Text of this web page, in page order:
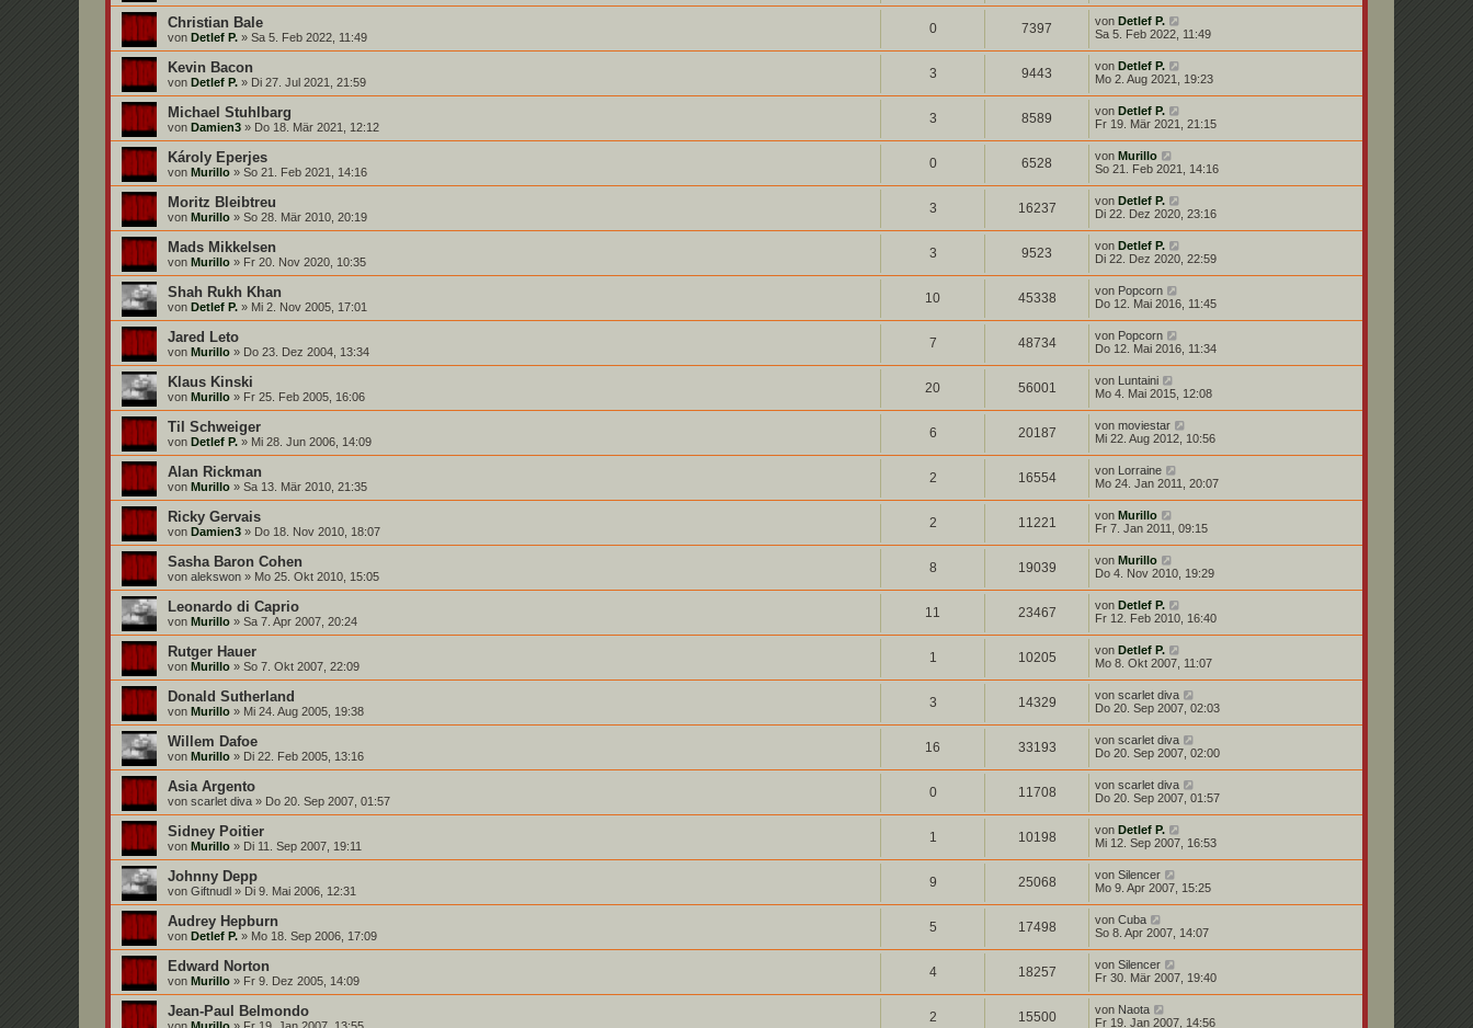
Christian Bale
von Detlef P. » Sa 5. Feb 2022, 11:49
0 7397 von Detlef P.
Sa 5. Feb 2022, 11:49
Kevin Bacon
von Detlef P. » Di 27. Jul 2021, 21:59
3 9443 von Detlef P.
Mo 2. Aug 2021, 19:23
Michael Stuhlbarg
von Damien3 » Do 18. Mär 2021, 12:12
3 8589 von Detlef P.
Fr 19. Mär 2021, 21:15
Károly Eperjes
von Murillo » So 21. Feb 2021, 14:16
0 6528 von Murillo
So 21. Feb 2021, 14:16
Moritz Bleibtreu
von Murillo » So 28. Mär 2010, 20:19
3 16237 von Detlef P.
Di 22. Dez 2020, 23:16
Mads Mikkelsen
von Murillo » Fr 20. Nov 2020, 10:35
3 9523 von Detlef P.
Di 22. Dez 2020, 22:59
Shah Rukh Khan
von Detlef P. » Mi 2. Nov 2005, 17:01
10 45338 von Popcorn
Do 12. Mai 2016, 11:45
Jared Leto
von Murillo » Do 23. Dez 2004, 13:34
7 48734 von Popcorn
Do 12. Mai 2016, 11:34
Klaus Kinski
von Murillo » Fr 25. Feb 2005, 16:06
20 56001 von Luntaini
Mo 4. Mai 2015, 12:08
Til Schweiger
von Detlef P. » Mi 28. Jun 2006, 14:09
6 20187 von moviestar
Mi 22. Aug 2012, 10:56
Alan Rickman
von Murillo » Sa 13. Mär 2010, 21:35
2 16554 von Lorraine
Mo 24. Jan 2011, 20:07
Ricky Gervais
von Damien3 » Do 18. Nov 2010, 18:07
2 11221 von Murillo
Fr 7. Jan 2011, 09:15
Sasha Baron Cohen
von alekswon » Mo 25. Okt 2010, 15:05
8 19039 von Murillo
Do 4. Nov 2010, 19:29
Leonardo di Caprio
von Murillo » Sa 7. Apr 2007, 20:24
11 23467 von Detlef P.
Fr 12. Feb 2010, 16:40
Rutger Hauer
von Murillo » So 7. Okt 2007, 22:09
1 10205 von Detlef P.
Mo 8. Okt 2007, 11:07
Donald Sutherland
von Murillo » Mi 24. Aug 2005, 19:38
3 14329 von scarlet diva
Do 20. Sep 2007, 02:03
Willem Dafoe
von Murillo » Di 22. Feb 2005, 13:16
16 33193 von scarlet diva
Do 20. Sep 2007, 02:00
Asia Argento
von scarlet diva » Do 20. Sep 2007, 01:57
0 11708 von scarlet diva
Do 20. Sep 2007, 01:57
Sidney Poitier
von Murillo » Di 11. Sep 2007, 19:11
1 10198 von Detlef P.
Mi 12. Sep 2007, 16:53
Johnny Depp
von Giftnudl » Di 9. Mai 2006, 12:31
9 25068 von Silencer
Mo 9. Apr 2007, 15:25
Audrey Hepburn
von Detlef P. » Mo 18. Sep 2006, 17:09
5 17498 von Cuba
So 8. Apr 2007, 14:07
Edward Norton
von Murillo » Fr 9. Dez 2005, 14:09
4 18257 von Silencer
Fr 30. Mär 2007, 19:40
Jean-Paul Belmondo 2 15500 von Naota
Fr 19. Jan 2007, 14:56